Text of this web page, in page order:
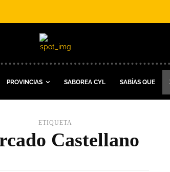
PROVINCIAS SABOREA CYL SABÍAS QUE
ETIQUETA
Castellano